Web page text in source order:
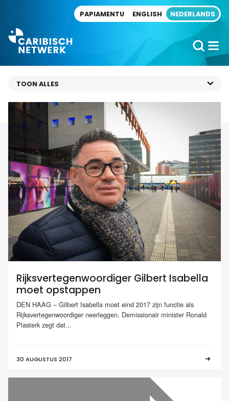
PAPIAMENTU ENGLISH NEDERLANDS
Rijksvertegenwoordiger Gilbert Isabella
moet opstappen
DEN HAAG – Gilbert Isabella moet eind 2017 zijn functie als
Rijksvertegenwoordiger neerleggen. Demissionair minister Ronald
Plasterk zegt dat...
30 AUGUSTUS 2017